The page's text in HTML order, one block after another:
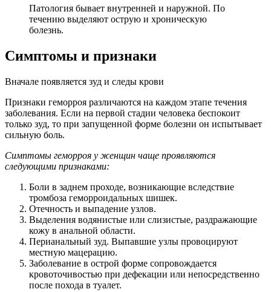
Патология бывает внутренней и наружной. По
течению выделяют острую и хроническую
болезнь.
Симптомы и признаки
Вначале появляется зуд и следы крови
Признаки геморроя различаются на каждом этапе течения
заболевания. Если на первой стадии человека беспокоит
только зуд, то при запущенной форме болезни он испытывает
сильную боль.
Симптомы геморроя у женщин чаще проявляются
следующими признаками:
Боли в заднем проходе, возникающие вследствие
тромбоза геморроидальных шишек.
Отечность и выпадение узлов.
Выделения водянистые или слизистые, раздражающие
кожу в анальной области.
Перианальный зуд. Выпавшие узлы провоцируют
местную мацерацию.
Заболевание в острой форме сопровождается
кровоточивостью при дефекации или непосредственно
после похода в туалет.